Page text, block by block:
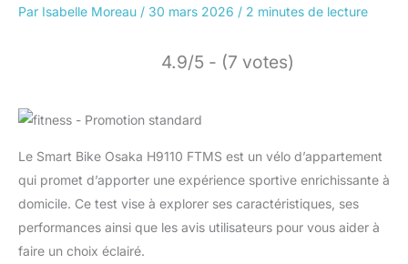
Par Isabelle Moreau / 30 mars 2026 / 2 minutes de lecture
4.9/5 - (7 votes)
Le Smart Bike Osaka H9110 FTMS est un vélo d’appartement
qui promet d’apporter une expérience sportive enrichissante à
domicile. Ce test vise à explorer ses caractéristiques, ses
performances ainsi que les avis utilisateurs pour vous aider à
faire un choix éclairé.